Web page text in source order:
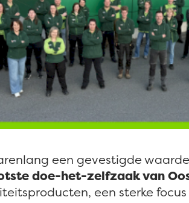
een gevestigde
doe-het-zelfzaak van
een sterke focus